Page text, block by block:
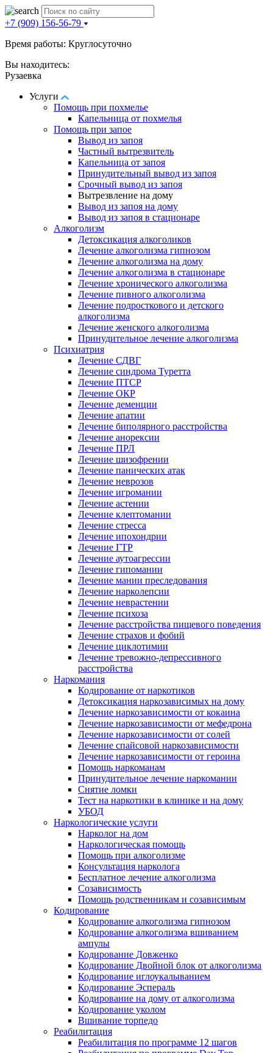
+7 (909) 156-56-79
Время работы: Круглосуточно
Вы находитесь:
Рузаевка
Услуги
Помощь при похмелье
Капельница от похмелья
Помощь при запое
Вывод из запоя
Частный вытрезвитель
Капельница от запоя
Принудительный вывод из запоя
Срочный вывод из запоя
Вытрезвление на дому
Вывод из запоя на дому
Вывод из запоя в стационаре
Алкоголизм
Детоксикация алкоголиков
Лечение алкоголизма гипнозом
Лечение алкоголизма на дому
Лечение алкоголизма в стационаре
Лечение хронического алкоголизма
Лечение пивного алкоголизма
Лечение подросткового и детского
алкоголизма
Лечение женского алкоголизма
Принудительное лечение алкоголизма
Психиатрия
Лечение СДВГ
Лечение синдрома Туретта
Лечение ПТСР
Лечение ОКР
Лечение деменции
Лечение апатии
Лечение биполярного расстройства
Лечение анорексии
Лечение ПРЛ
Лечение шизофрении
Лечение панических атак
Лечение неврозов
Лечение игромании
Лечение астении
Лечение клептомании
Лечение стресса
Лечение ипохондрии
Лечение ГТР
Лечение аутоагрессии
Лечение гипомании
Лечение мании преследования
Лечение нарколепсии
Лечение неврастении
Лечение психоза
Лечение расстройства пищевого поведения
Лечение страхов и фобий
Лечение циклотимии
Лечение тревожно-депрессивного
расстройства
Наркомания
Кодирование от наркотиков
Детоксикация наркозависимых на дому
Лечение наркозависимости от кокаина
Лечение наркозависимости от мефедрона
Лечение наркозависимости от солей
Лечение спайсовой наркозависимости
Лечение наркозависимости от героина
Помощь наркоманам
Принудительное лечение наркомании
Снятие ломки
Тест на наркотики в клинике и на дому
УБОД
Наркологические услуги
Нарколог на дом
Наркологическая помощь
Помощь при алкоголизме
Консультация нарколога
Бесплатное лечение алкоголизма
Созависимость
Помощь родственникам и созависимым
Кодирование
Кодирование алкоголизма гипнозом
Кодирование алкоголизма вшиванием
ампулы
Кодирование Довженко
Кодирование Двойной блок от алкоголизма
Кодирование иглоукалыванием
Кодирование Эспераль
Кодирование на дому от алкоголизма
Кодирование уколом
Вшивание торпедо
Реабилитация
Реабилитация по программе 12 шагов